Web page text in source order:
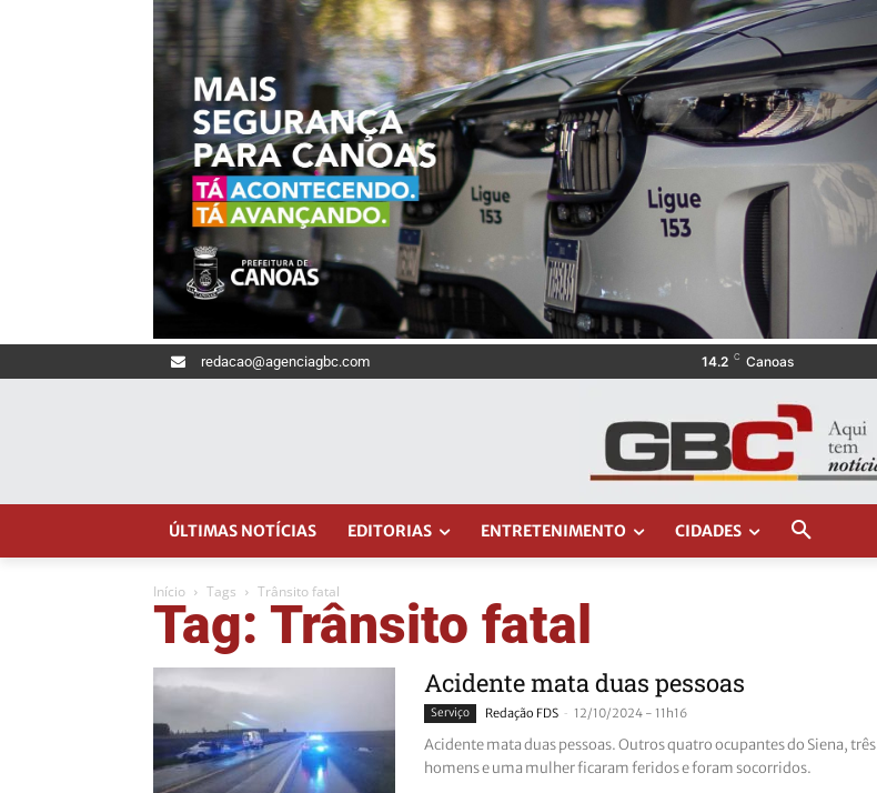
redacao@agenciagbc.com 14.2 C Canoas
ÚLTIMAS NOTÍCIAS EDITORIAS ENTRETENIMENTO CIDADES
Início Tags Trânsito fatal
Tag: Trânsito fatal
Acidente mata duas pessoas
Serviço Redação FDS - 12/10/2024 - 11h16
Acidente mata duas pessoas. Outros quatro ocupantes do Siena, três
homens e uma mulher ficaram feridos e foram socorridos.